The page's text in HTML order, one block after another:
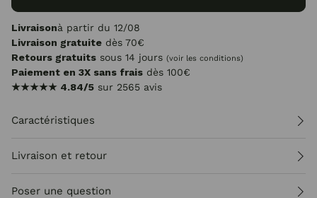
Livraisonà partir du 12/08
Livraison gratuite dès 70€
Retours gratuits sous 14 jours (voir les conditions)
Paiement en 3X sans frais dès 100€
★★★★★ 4.84/5 sur 2565 avis
Caractéristiques
Livraison et retour
Poser une question